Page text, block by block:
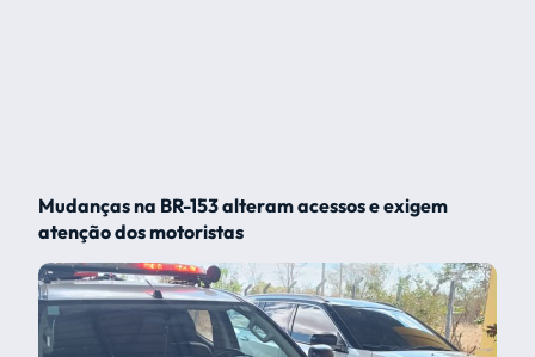
Mudanças na BR-153 alteram acessos e exigem
atenção dos motoristas